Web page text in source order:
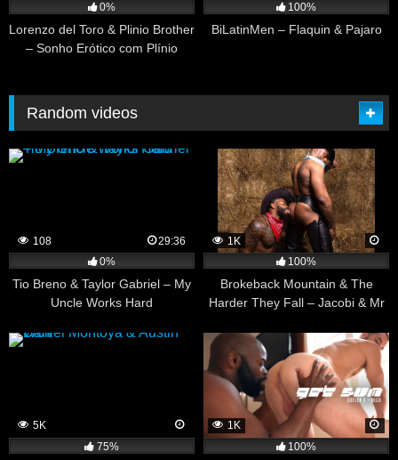
0%
Lorenzo del Toro & Plinio Brother
– Sonho Erótico com Plínio
100%
BiLatinMen – Flaquin & Pajaro
Random videos
108
29:36
0%
Tio Breno & Taylor Gabriel – My
Uncle Works Hard
1K
100%
Brokeback Mountain & The
Harder They Fall – Jacobi & Mr
5K
75%
1K
100%